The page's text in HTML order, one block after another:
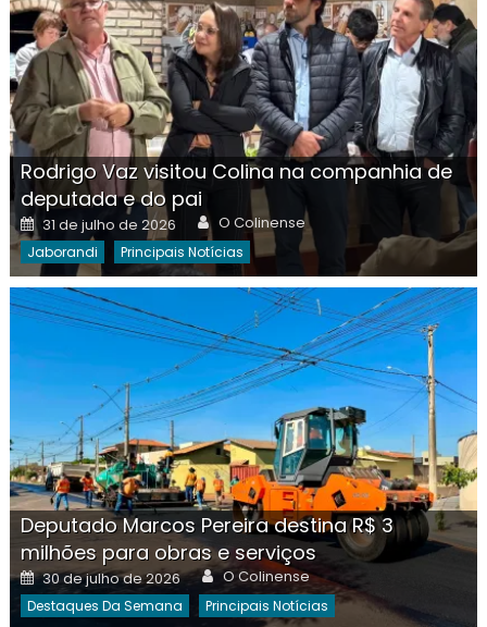
Rodrigo Vaz visitou Colina na companhia de
deputada e do pai
Posted
on
31 de julho de 2026 Author
O Colinense
Jaborandi Principais Notícias
Deputado Marcos Pereira destina R$ 3
milhões para obras e serviços
Posted
on
30 de julho de 2026 Author
O Colinense
Destaques Da Semana Principais Notícias